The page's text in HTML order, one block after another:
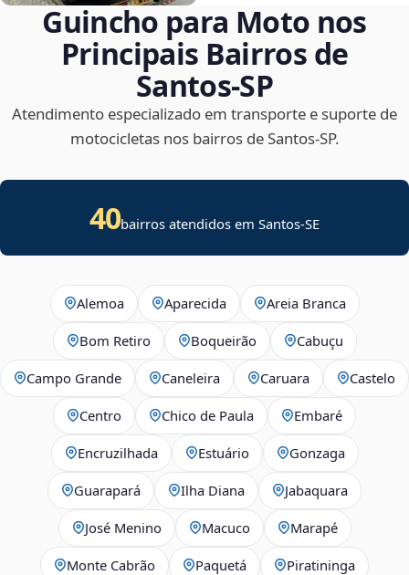
Guincho para Moto nos
Principais Bairros de
Santos‑SP
Atendimento especializado em transporte e suporte de
motocicletas nos bairros de Santos‑SP.
40bairros atendidos emSantos-SE
Alemoa Aparecida Areia Branca
Bom Retiro Boqueirão Cabuçu
Campo Grande Caneleira Caruara Castelo
Centro Chico de Paula Embaré
Encruzilhada Estuário Gonzaga
Guarapará Ilha Diana Jabaquara
José Menino Macuco Marapé
Monte Cabrão Paquetá Piratininga